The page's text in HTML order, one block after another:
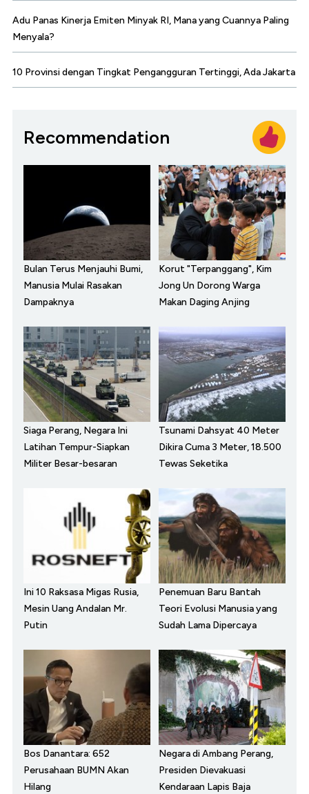
Adu Panas Kinerja Emiten Minyak RI, Mana yang Cuannya Paling
Menyala?
10 Provinsi dengan Tingkat Pengangguran Tertinggi, Ada Jakarta
Recommendation
Bulan Terus Menjauhi Bumi,
Manusia Mulai Rasakan
Dampaknya
Korut "Terpanggang", Kim
Jong Un Dorong Warga
Makan Daging Anjing
Siaga Perang, Negara Ini
Latihan Tempur-Siapkan
Militer Besar-besaran
Tsunami Dahsyat 40 Meter
Dikira Cuma 3 Meter, 18.500
Tewas Seketika
Ini 10 Raksasa Migas Rusia,
Mesin Uang Andalan Mr.
Putin
Penemuan Baru Bantah
Teori Evolusi Manusia yang
Sudah Lama Dipercaya
Bos Danantara: 652
Perusahaan BUMN Akan
Hilang
Negara di Ambang Perang,
Presiden Dievakuasi
Kendaraan Lapis Baja